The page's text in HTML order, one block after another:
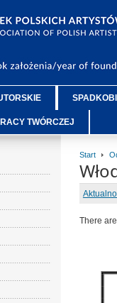
TWÓRCZEJ
Start
There